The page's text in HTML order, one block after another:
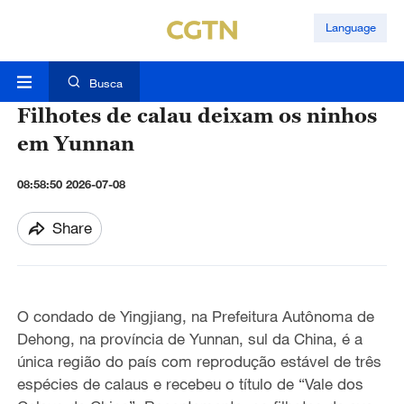
Language
Busca
Filhotes de calau deixam os ninhos
em Yunnan
08:58:50 2026-07-08
Share
O condado de Yingjiang, na Prefeitura Autônoma de
Dehong, na província de Yunnan, sul da China, é a
única região do país com reprodução estável de três
espécies de calaus e recebeu o título de “Vale dos